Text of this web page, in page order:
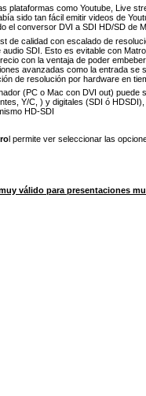
plataformas como Youtube, Live
sido tan fácil emitir videos de
el conversor DVI a SDI HD/SD de
de calidad con escalado de
SDI. Esto es evitable con
con la ventaja de poder
avanzadas como la entrada se
de resolución por hardware en
(PC o Mac con DVI out) puede
Y/C, ) y digitales (SDI ó
HD-SDI
l permite ver seleccionar las
válido para presentaciones